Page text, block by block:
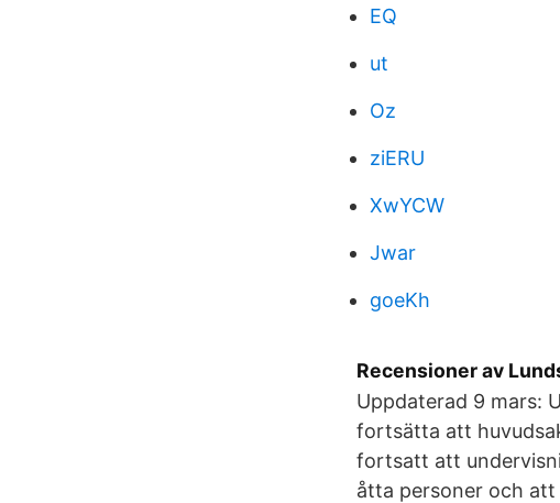
EQ
ut
Oz
ziERU
XwYCW
Jwar
goeKh
Recensioner av
Uppdaterad 9 mars:
fortsätta att
fortsatt att
åtta personer och att